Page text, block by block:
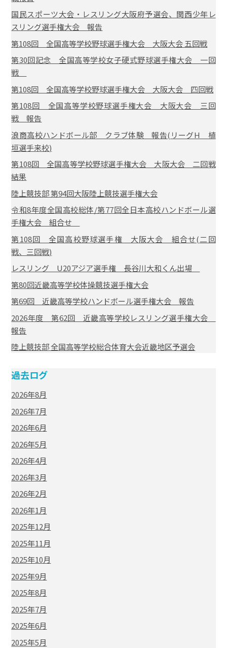
国民スポーツ大会・レスリング大阪府予選会、関西少年レ
スリング選手権大会 報告
第108回 全国高等学校野球選手権大会 大阪大会 五回戦
第30回記念 全国高等学校女子硬式野球選手権大会 一回
戦
第108回 全国高等学校野球選手権大会 大阪大会 四回戦
第108回 全国高等学校野球選手権大会 大阪大会 三回
戦 報告
浪商高校ハンドボール部 クラブ体験 報告(リーグH 植
垣選手来校)
第108回 全国高等学校野球選手権大会 大阪大会 二回戦
結果
陸上競技部 第94回大阪陸上競技選手権大会
令和8年度全国高校総体/第77回全日本高校ハンドボール選
手権大会 組合せ
第108回 全国高校野球選手権 大阪大会 組合せ(二回
戦、三回戦)
レスリング U20アジア選手権 長谷川大和くん出場
第80回近畿高等学校体操競技選手権大会
第69回 近畿高等学校ハンドボール選手権大会 報告
2026年度 第62回 近畿高等学校レスリング選手権大会
報告
陸上競技部 全国高等学校総合体育大会近畿地区予選会
過去ログ
2026年8月
2026年7月
2026年6月
2026年5月
2026年4月
2026年3月
2026年2月
2026年1月
2025年12月
2025年11月
2025年10月
2025年9月
2025年8月
2025年7月
2025年6月
2025年5月